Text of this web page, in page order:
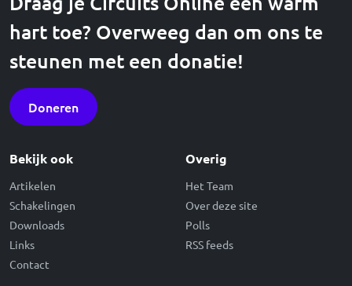
hart toe? Overweeg dan om ons te
steunen met een donatie!
Doneren
Bekijk ook
Artikelen
Schakelingen
Downloads
Links
Contact
Overig
Het Team
Over deze site
Polls
RSS feeds